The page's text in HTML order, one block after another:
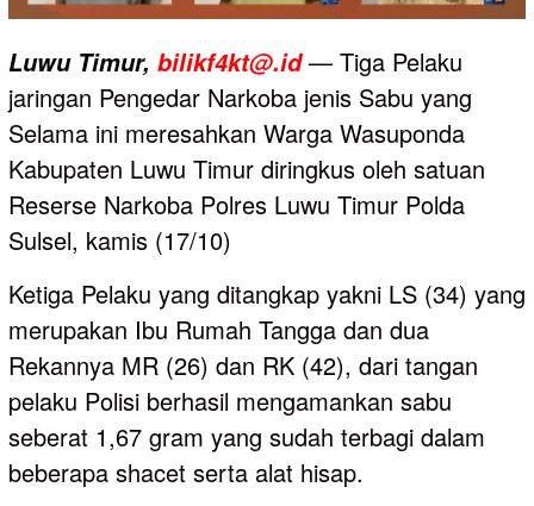
Luwu Timur, bilikf4kt@.id— Tiga Pelaku
jaringan Pengedar Narkoba jenis Sabu yang
Selama ini meresahkan Warga Wasuponda
Kabupaten Luwu Timur diringkus oleh satuan
Reserse Narkoba Polres Luwu Timur Polda
Sulsel, kamis (17/10)
Ketiga Pelaku yang ditangkap yakni LS (34) yang
merupakan Ibu Rumah Tangga dan dua
Rekannya MR (26) dan RK (42), dari tangan
pelaku Polisi berhasil mengamankan sabu
seberat 1,67 gram yang sudah terbagi dalam
beberapa shacet serta alat hisap.